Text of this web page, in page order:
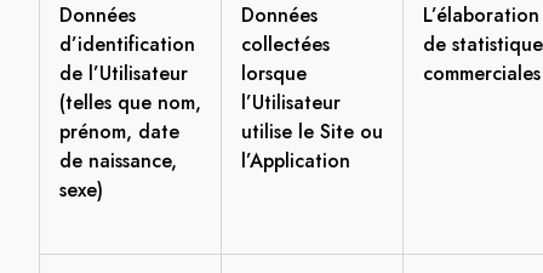
Données
d’identification
de l’Utilisateur
(telles que nom,
prénom, date
de naissance,
sexe)
Données
collectées
lorsque
l’Utilisateur
utilise le Site ou
l’Application
L’élaboration
de
commerciales